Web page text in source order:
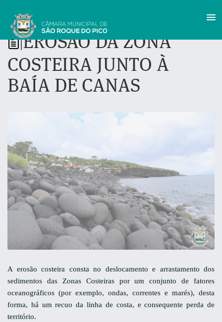
EROSÃO DA ZONA
COSTEIRA JUNTO À
BAÍA DE CANAS
A erosão costeira consta no deslocamento e arrastamento dos
sedimentos das Zonas Costeiras por um conjunto de fatores
oceanográficos (por exemplo, ondas, correntes e marés), desta
forma, há um recuo da linha de costa, e consequente perda de
território.